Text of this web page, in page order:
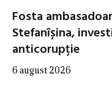
Fosta
Stefanîșina,
anticorupție
6 august 2026